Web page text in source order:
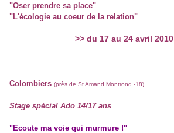
"Oser prendre sa place"
"L'écologie au coeur de la relation"
>> du 17 au 24 avril 2010
Colombiers (près de St Amand Montrond -18)
Stage spécial Ado 14/17 ans
"Ecoute ma voie qui murmure !"